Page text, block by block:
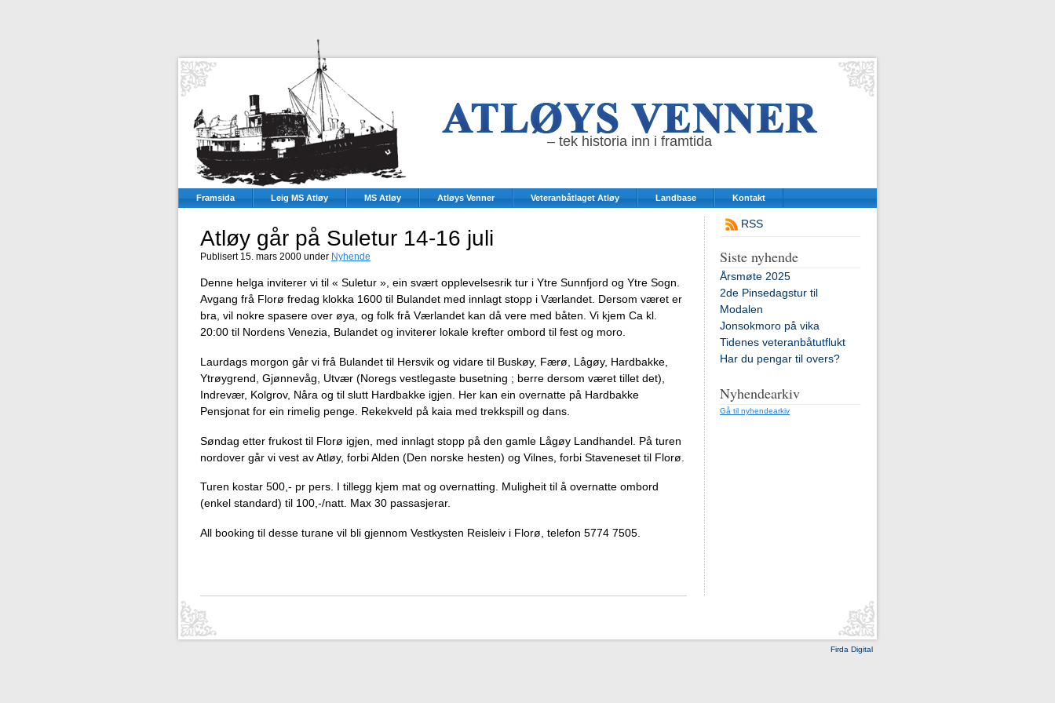
– tek historia inn i framtida
Framsida Leig MS Atløy MS Atløy Atløys Venner Veteranbåtlaget Atløy Landbase Kontakt
RSS
Siste nyhende
Årsmøte 2025
2de Pinsedagstur til
Modalen
Jonsokmoro på vika
Tidenes veteranbåtutflukt
Har du pengar til overs?
Nyhendearkiv
Gå til nyhendearkiv
Atløy går på Suletur 14-16 juli
Publisert 15. mars 2000 under Nyhende
Denne helga inviterer vi til « Suletur », ein svært opplevelsesrik tur i Ytre Sunnfjord og Ytre Sogn.
Avgang frå Florø fredag klokka 1600 til Bulandet med innlagt stopp i Værlandet. Dersom været er
bra, vil nokre spasere over øya, og folk frå Værlandet kan då vere med båten. Vi kjem Ca kl.
20:00 til Nordens Venezia, Bulandet og inviterer lokale krefter ombord til fest og moro.
Laurdags morgon går vi frå Bulandet til Hersvik og vidare til Buskøy, Færø, Lågøy, Hardbakke,
Ytrøygrend, Gjønnevåg, Utvær (Noregs vestlegaste busetning ; berre dersom været tillet det),
Indrevær, Kolgrov, Nåra og til slutt Hardbakke igjen. Her kan ein overnatte på Hardbakke
Pensjonat for ein rimelig penge. Rekekveld på kaia med trekkspill og dans.
Søndag etter frukost til Florø igjen, med innlagt stopp på den gamle Lågøy Landhandel. På turen
nordover går vi vest av Atløy, forbi Alden (Den norske hesten) og Vilnes, forbi Staveneset til Florø.
Turen kostar 500,- pr pers. I tillegg kjem mat og overnatting. Muligheit til å overnatte ombord
(enkel standard) til 100,-/natt. Max 30 passasjerar.
All booking til desse turane vil bli gjennom Vestkysten Reisleiv i Florø, telefon 5774 7505.
Firda Digital